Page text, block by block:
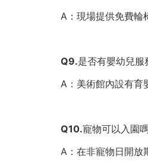
A：現場提供免費輪
Q9.是否有嬰幼兒服
A：美術館內設有育
Q10.寵物可以入園
A：在非寵物日開放